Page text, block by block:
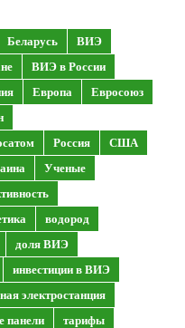
Беларусь
ВИЭ
ВИЭ в России
Европа
Евросоюз
Россия
США
Ученые
водород
доля ВИЭ
инвестиции в ВИЭ
электростанция
панели
тарифы